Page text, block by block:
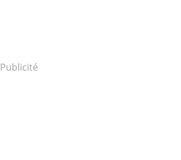
Publicité